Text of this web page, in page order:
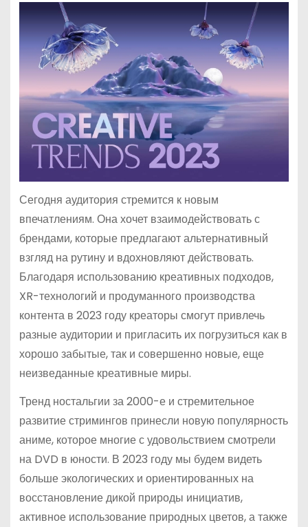
Сегодня аудитория стремится к новым
впечатлениям. Она хочет взаимодействовать с
брендами, которые предлагают альтернативный
взгляд на рутину и вдохновляют действовать.
Благодаря использованию креативных подходов,
XR-технологий и продуманного производства
контента в 2023 году креаторы смогут привлечь
разные аудитории и пригласить их погрузиться как в
хорошо забытые, так и совершенно новые, еще
неизведанные креативные миры.
Тренд ностальгии за 2000-е и стремительное
развитие стримингов принесли новую популярность
аниме, которое многие с удовольствием смотрели
на DVD в юности. В 2023 году мы будем видеть
больше экологических и ориентированных на
восстановление дикой природы инициатив,
активное использование природных цветов, а также